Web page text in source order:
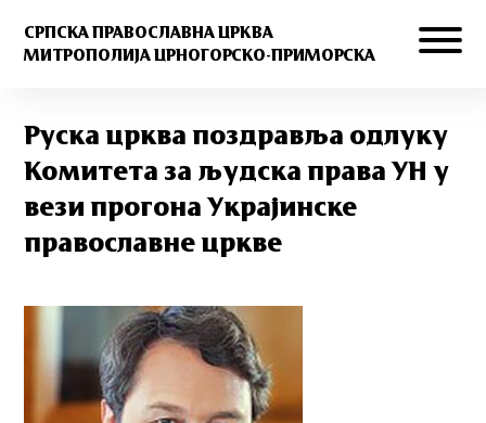
СРПСКА ПРАВОСЛАВНА ЦРКВА
МИТРОПОЛИЈА ЦРНОГОРСКО-ПРИМОРСКА
Руска црква поздравља одлуку
Комитета за људска права УН у
вези прогона Украјинске
православне цркве